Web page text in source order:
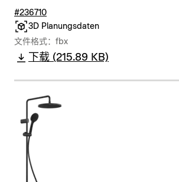
#236710
3D Planungsdaten
文件格式：fbx
下载 (215.89 KB)